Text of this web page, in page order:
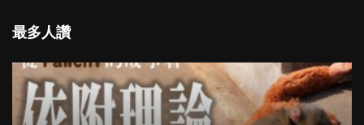
最多人讚